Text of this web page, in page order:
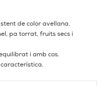
de color avellana.
pa torrat, fruits secs i
i amb cos.